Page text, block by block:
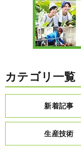
カテゴリ一覧
新着記事
生産技術